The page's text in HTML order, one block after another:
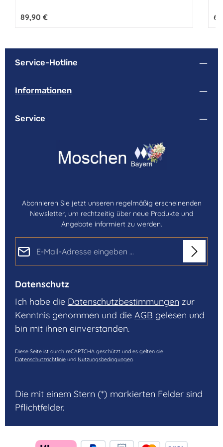
Regulärer Preis:
89,90 €
Service-Hotline
Informationen
Service
Abonnieren Sie jetzt unseren regelmäßig erscheinenden
Newsletter, um rechtzeitig über neue Produkte und
Angebote informiert zu werden.
Datenschutz
Ich habe die Datenschutzbestimmungen zur
Kenntnis genommen und die AGB gelesen und
bin mit ihnen einverstanden.
Diese Seite ist durch reCAPTCHA geschützt und es gelten die
Datenschutzrichtlinie und Nutzungsbedingungen.
Die mit einem Stern (*) markierten Felder sind
Pflichtfelder.